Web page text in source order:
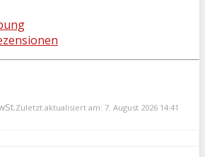
Zuletzt aktualisiert am: 7. August 2026 14:41